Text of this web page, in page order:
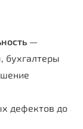
—
бухгалтеры
дефектов до